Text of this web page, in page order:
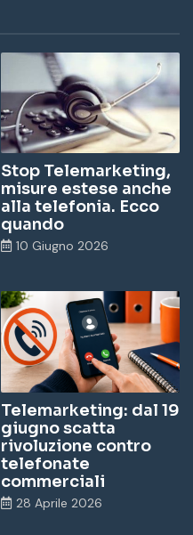
Stop Telemarketing,
misure estese anche
alla telefonia. Ecco
quando
10 Giugno 2026
Telemarketing: dal 19
giugno scatta
rivoluzione contro
telefonate
commerciali
28 Aprile 2026